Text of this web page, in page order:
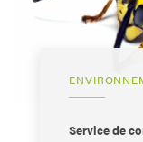
Service de